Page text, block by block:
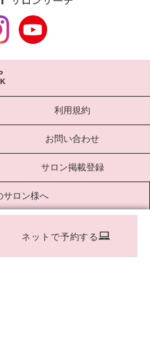
ネットで予約する
利用規約
お問い合わせ
サロン掲載登録
サロン様へ